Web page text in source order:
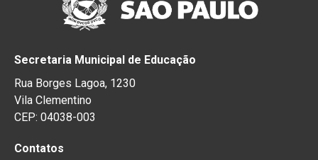
Secretaria Municipal de Educação
Rua Borges Lagoa, 1230
Vila Clementino
CEP: 04038-003
Contatos